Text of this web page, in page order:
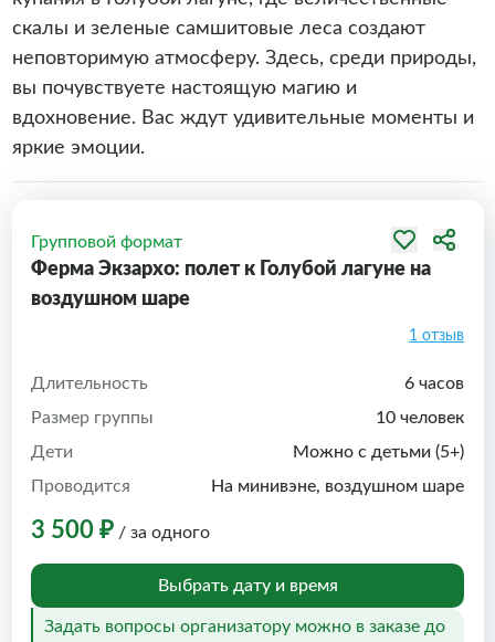
скалы и зеленые самшитовые леса создают
неповторимую атмосферу. Здесь, среди природы,
вы почувствуете настоящую магию и
вдохновение. Вас ждут удивительные моменты и
яркие эмоции.
Групповой формат
Ферма Экзархо: полет к Голубой лагуне на
воздушном шаре
1 отзыв
Длительность
6 часов
Размер группы
10 человек
Дети
Можно с детьми (5+)
Проводится
На минивэне, воздушном шаре
3 500 ₽ / за одного
Выбрать дату и время
Задать вопросы организатору можно в заказе до